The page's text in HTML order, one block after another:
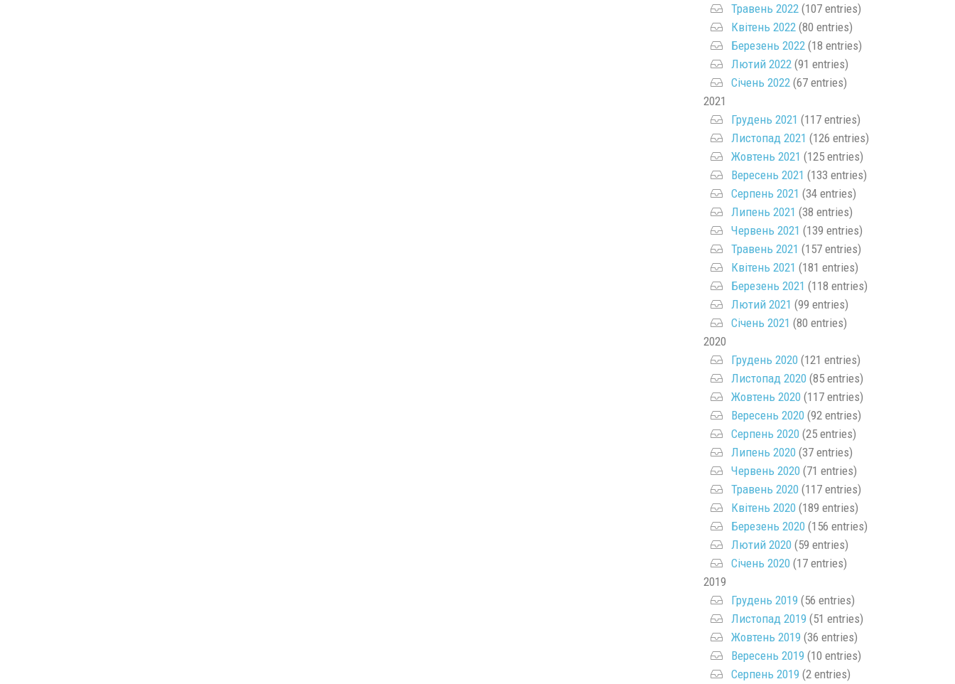
Травень 2022(107 entries)
Квітень 2022(80 entries)
Березень 2022(18 entries)
Лютий 2022(91 entries)
Січень 2022(67 entries)
2021
Грудень 2021 (117 entries)
Листопад 2021 (126 entries)
Жовтень 2021 (125 entries)
Вересень 2021 (133 entries)
Серпень 2021 (34 entries)
Липень 2021 (38 entries)
Червень 2021 (139 entries)
Травень 2021 (157 entries)
Квітень 2021 (181 entries)
Березень 2021 (118 entries)
Лютий 2021 (99 entries)
Січень 2021 (80 entries)
2020
Грудень 2020(121 entries)
Листопад 2020(85 entries)
Жовтень 2020(117 entries)
Вересень 2020(92 entries)
Серпень 2020(25 entries)
Липень 2020(37 entries)
Червень 2020(71 entries)
Травень 2020(117 entries)
Квітень 2020(189 entries)
Березень 2020(156 entries)
Лютий 2020(59 entries)
Січень 2020(17 entries)
2019
Грудень 2019 (56 entries)
Листопад 2019 (51 entries)
Жовтень 2019 (36 entries)
Вересень 2019 (10 entries)
Серпень 2019 (2 entries)